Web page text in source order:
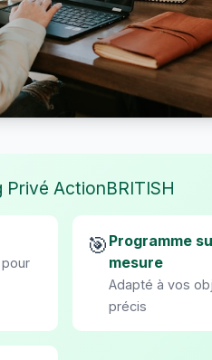
Privé ActionBRITISH
🎯 Programme
mesure
Adapté à vos
précis